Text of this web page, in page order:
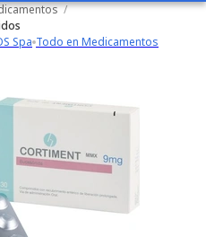
/
Spa Todo en Medicamentos